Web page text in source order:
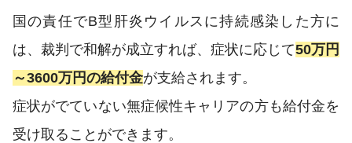
国の責任でB型肝炎ウイルスに持続感染した方に
は、裁判で和解が成立すれば、症状に応じて50万円
～3600万円の給付金が支給されます。
症状がでていない無症候性キャリアの方も給付金を
受け取ることができます。